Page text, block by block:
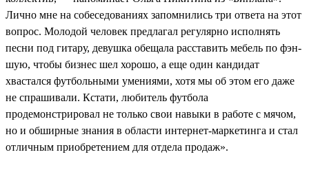
Лично мне на собеседованиях запомнились три ответа на этот
вопрос. Молодой человек предлагал регулярно исполнять
песни под гитару, девушка обещала расставить мебель по фэн-
шую, чтобы бизнес шел хорошо, а еще один кандидат
хвастался футбольными умениями, хотя мы об этом его даже
не спрашивали. Кстати, любитель футбола
продемонстрировал не только свои навыки в работе с мячом,
но и обширные знания в области интернет-маркетинга и стал
отличным приобретением для отдела продаж».